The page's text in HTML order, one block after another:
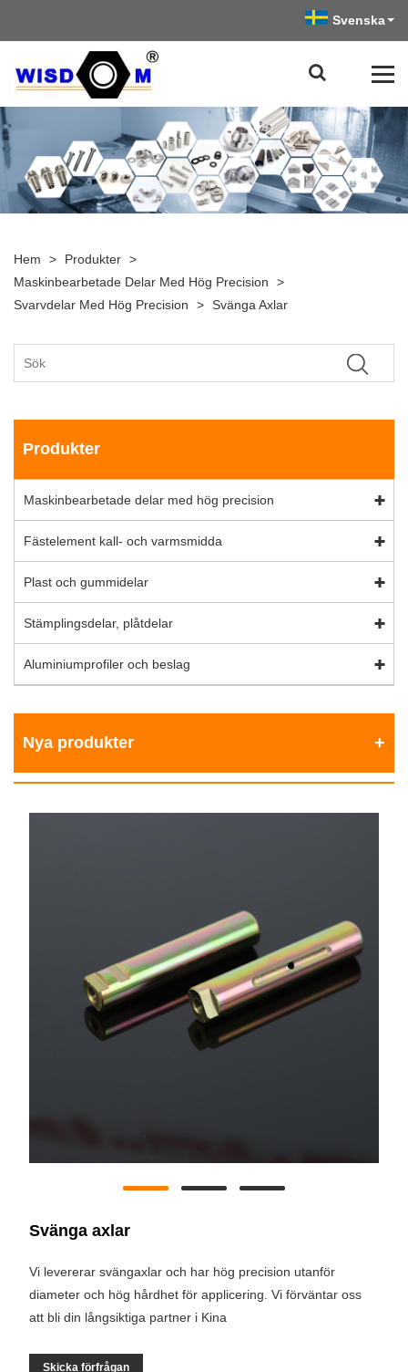
Svenska
Hem > Produkter >
Maskinbearbetade Delar Med Hög Precision
>
Svarvdelar Med Hög Precision
> Svänga Axlar
Produkter
Maskinbearbetade delar med hög precision
Fästelement kall- och varmsmidda
Plast och gummidelar
Stämplingsdelar, plåtdelar
Aluminiumprofiler och beslag
Nya produkter
Svänga axlar
Vi levererar svängaxlar och har hög precision utanför
diameter och hög hårdhet för applicering. Vi förväntar oss
att bli din långsiktiga partner i Kina
Skicka förfrågan